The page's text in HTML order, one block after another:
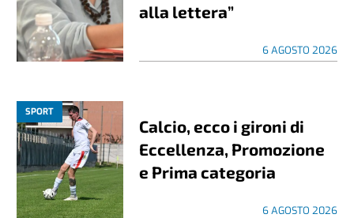
alla lettera”
6 AGOSTO 2026
SPORT
Calcio, ecco i gironi di
Eccellenza, Promozione
e Prima categoria
6 AGOSTO 2026